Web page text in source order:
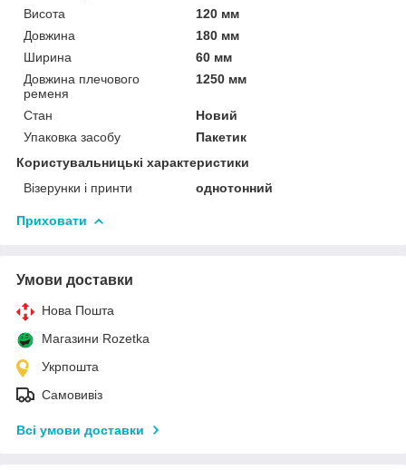
Висота
120 мм
Довжина
180 мм
Ширина
60 мм
Довжина плечового
ременя
1250 мм
Стан
Новий
Упаковка засобу
Пакетик
Користувальницькі характеристики
Візерунки і принти
однотонний
Приховати
Умови доставки
Нова Пошта
Магазини Rozetka
Укрпошта
Самовивіз
Всі умови доставки